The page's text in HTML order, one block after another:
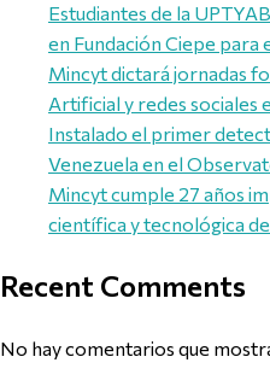
Estudiantes de la
en Fundación Ciepe
Mincyt dictará jornadas
Artificial y redes sociales
Instalado el primer
Venezuela en el
Mincyt cumple 27 años
científica y tecnológica
Recent Comments
No hay comentarios que